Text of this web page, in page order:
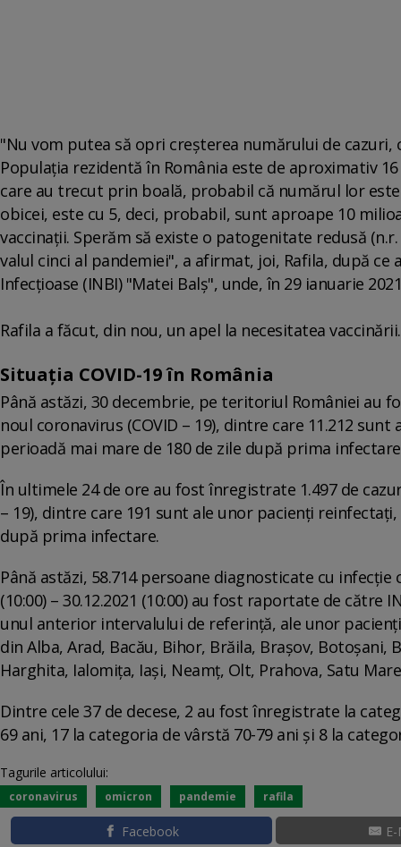
"Nu vom putea să opri creşterea numărului de
Populaţia rezidentă în România este de aproximativ
care au trecut prin boală, probabil că numărul lor
obicei, este cu 5, deci, probabil, sunt aproape 10
vaccinaţii. Sperăm să existe o patogenitate redusă
valul cinci al pandemiei", a afirmat, joi, Rafila, după
Infecţioase (INBI) "Matei Balş", unde, în 29 ianuarie
Rafila a făcut, din nou, un apel la necesitatea vaccinării.
Situația COVID-19 în România
Până astăzi, 30 decembrie, pe teritoriul României au
noul coronavirus (COVID – 19), dintre care 11.212
perioadă mai mare de 180 de zile după prima
În ultimele 24 de ore au fost înregistrate 1.497 de
– 19), dintre care 191 sunt ale unor pacienți
după prima infectare.
Până astăzi, 58.714 persoane diagnosticate cu infecție
(10:00) – 30.12.2021 (10:00) au fost raportate de către
unul anterior intervalului de referință, ale unor
din Alba, Arad, Bacău, Bihor, Brăila, Brașov, Botoșani,
Harghita, Ialomița, Iași, Neamț, Olt, Prahova, Satu
Dintre cele 37 de decese, 2 au fost înregistrate la
69 ani, 17 la categoria de vârstă 70-79 ani și 8 la
Tagurile articolului:
coronavirus omicron pandemie rafila
Facebook